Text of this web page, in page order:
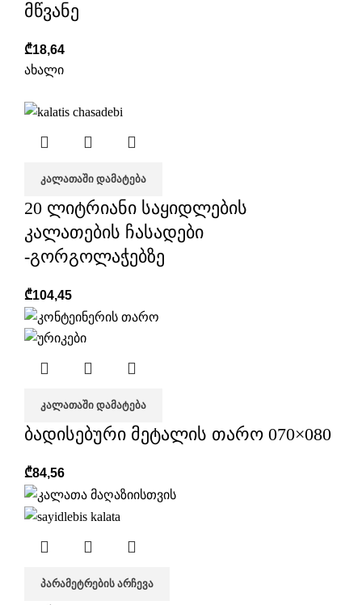
მწვანე
₾18,64
ახალი
ᲙᲐᲚᲐᲗᲐᲨᲘ ᲓᲐᲛᲐᲢᲔᲑᲐ
20 ლიტრიანი საყიდლების
კალათების ჩასადები
-გორგოლაჭებზე
₾104,45
ᲙᲐᲚᲐᲗᲐᲨᲘ ᲓᲐᲛᲐᲢᲔᲑᲐ
ბადისებური მეტალის თარო 070×080
₾84,56
ᲞᲐᲠᲐᲛᲔᲢᲠᲔᲑᲘᲡ ᲐᲠᲩᲔᲕᲐ